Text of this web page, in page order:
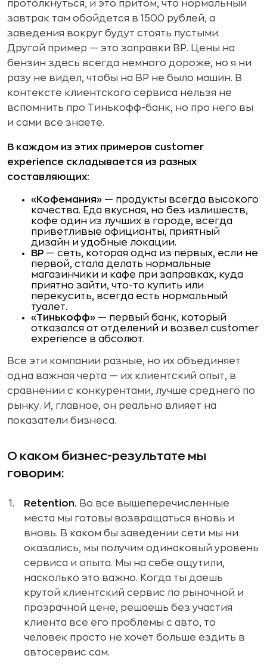
протолкнуться, и это притом, что нормальный
завтрак там обойдется в 1500 рублей, а
заведения вокруг будут стоять пустыми.
Другой пример — это заправки BP. Цены на
бензин здесь всегда немного дороже, но я ни
разу не видел, чтобы на BP не было машин. В
контексте клиентского сервиса нельзя не
вспомнить про Тинькофф-банк, но про него вы
и сами все знаете.
В каждом из этих примеров customer
experience складывается из разных
составляющих:
«Кофемания» — продукты всегда высокого
качества. Еда вкусная, но без излишеств,
кофе один из лучших в городе, всегда
приветливые официанты, приятный
дизайн и удобные локации.
BP — сеть, которая одна из первых, если не
первой, стала делать нормальные
магазинчики и кафе при заправках, куда
приятно зайти, что-то купить или
перекусить, всегда есть нормальный
туалет.
«Тинькофф» — первый банк, который
отказался от отделений и возвел customer
experience в абсолют.
Все эти компании разные, но их объединяет
одна важная черта — их клиентский опыт, в
сравнении с конкурентами, лучше среднего по
рынку. И, главное, он реально влияет на
показатели бизнеса.
О каком бизнес-результате мы
говорим:
Retention. Во все вышеперечисленные
места мы готовы возвращаться вновь и
вновь. В каком бы заведении сети мы ни
оказались, мы получим одинаковый уровень
сервиса и опыта. Мы на себе ощутили,
насколько это важно. Когда ты даешь
крутой клиентский сервис по рыночной и
прозрачной цене, решаешь без участия
клиента все его проблемы с авто, то
человек просто не хочет больше ездить в
автосервис сам.